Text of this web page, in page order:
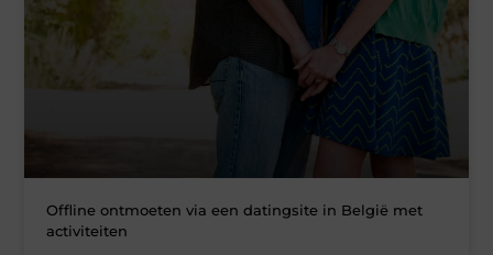
Offline ontmoeten via een datingsite in België met
activiteiten